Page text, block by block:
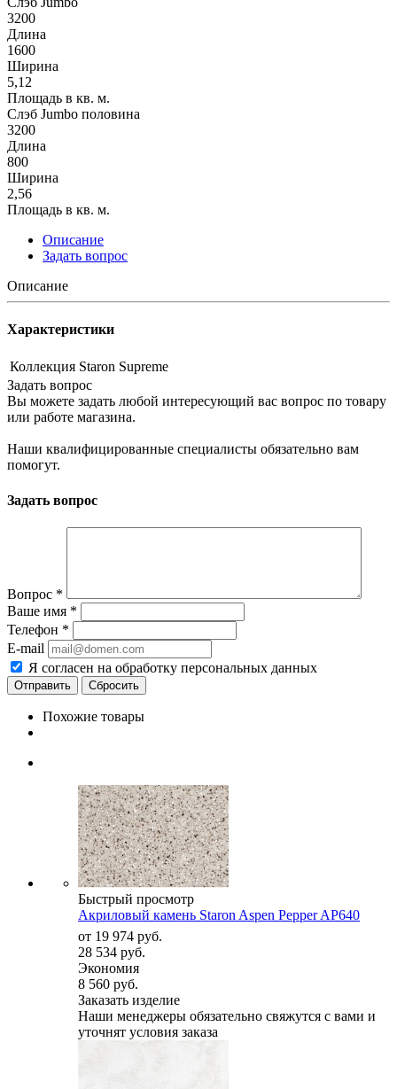
3200
Длина
1600
Ширина
5,12
Площадь в кв. м.
Слэб Jumbo половина
3200
Длина
800
Ширина
2,56
Площадь в кв. м.
Описание
Задать вопрос
Описание
Характеристики
Коллекция Staron Supreme
Задать вопрос
Вы можете задать любой интересующий вас вопрос по товару
или работе магазина.
Наши квалифицированные специалисты обязательно вам
помогут.
Задать вопрос
Вопрос *
Ваше имя *
Телефон *
E-mail
Я согласен на обработку персональных данных
Сбросить
Похожие товары
Быстрый просмотр
Акриловый камень Staron Aspen Pepper AP640
от 19 974 руб.
28 534 руб.
Экономия
8 560 руб.
Заказать изделие
Наши менеджеры обязательно свяжутся с вами и
уточнят условия заказа